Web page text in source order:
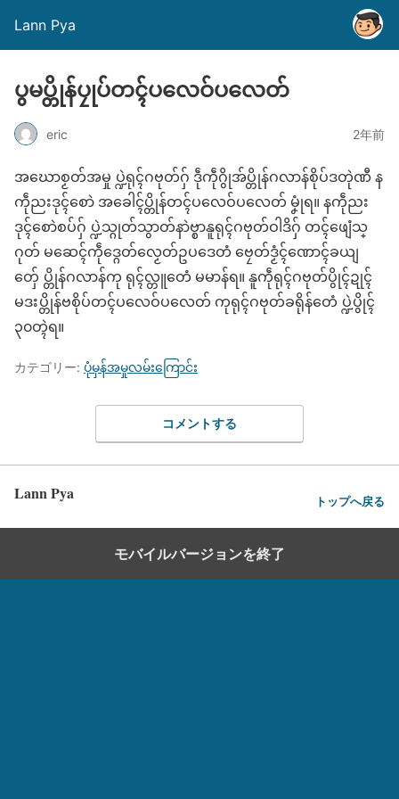
Lann Pya
ပွမပ္တိုန်ပၠုပ်တၚ်ပလေဝ်ပလေတ်
eric 2年前
အဃောစၟတ်အမှု ပ္ဍဲရုၚ်ဂဗုတ်ဂှ် ဒဵုကဵုဂွိုအ်ပ္တိုန်ဂလာန်စိုပ်ဒတုဲဏီ န
ကဵုညးဒုၚ်စောဲ အခေါၚ်ပ္တိုန်တၚ်ပလေဝ်ပလေတ် မၞုံရ။ နကဵုညး
ဒုၚ်စောဲစပ်ဂှ် ပ္ဍဲသ္ဂုတ်သွာတ်နာဲဗ္စာနူရုၚ်ဂဗုတ်ဝါဒိဂှ် တၚ်ဖျေံသ္
ဂုတ် မဆေၚ်ကဵုဒ္ဂေတ်လၟေတ်ဥပဒေတံ ဗၠေတ်ဒၟံၚ်ဏောၚ်ခယျ
တှ်ေ ပ္တိုန်ဂလာန်ကု ရုၚ်လ္တူတေံ မမာန်ရ။ နူကဵုရုၚ်ဂဗုတ်ပွိုၚ်ဍုၚ်
မဒးပ္တိုန်ဗစိုပ်တၚ်ပလေဝ်ပလေတ် ကုရုၚ်ဂဗုတ်ခရိုန်တေံ ပ္ဍဲပွိုၚ်
၃၀တ္ၚဲရ။
カテゴリー: ပုံမှန်အမှုလမ်းကြောင်း
コメントする
Lann Pya トップへ戻る
モバイルバージョンを終了